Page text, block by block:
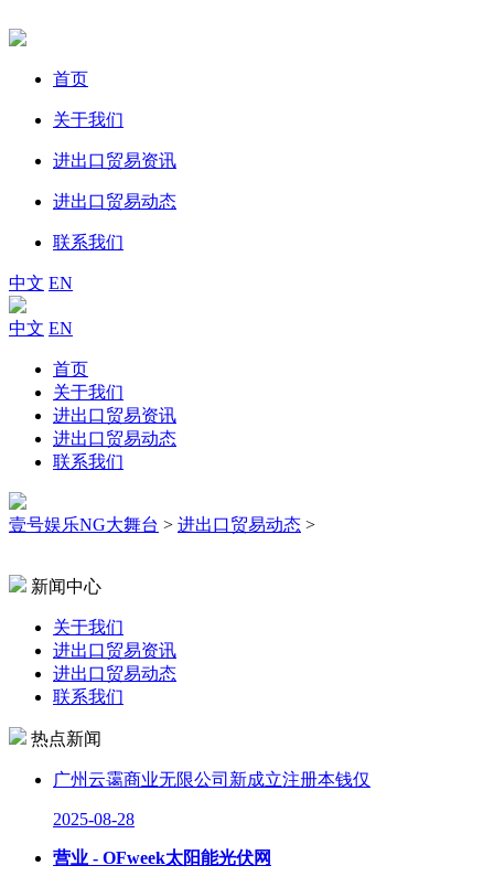
首页
关于我们
进出口贸易资讯
进出口贸易动态
联系我们
中文 EN
中文 EN
首页
关于我们
进出口贸易资讯
进出口贸易动态
联系我们
壹号娱乐NG大舞台 > 进出口贸易动态 >
新闻中心
关于我们
进出口贸易资讯
进出口贸易动态
联系我们
热点新闻
广州云霭商业无限公司新成立注册本钱仅
2025-08-28
营业 - OFweek太阳能光伏网